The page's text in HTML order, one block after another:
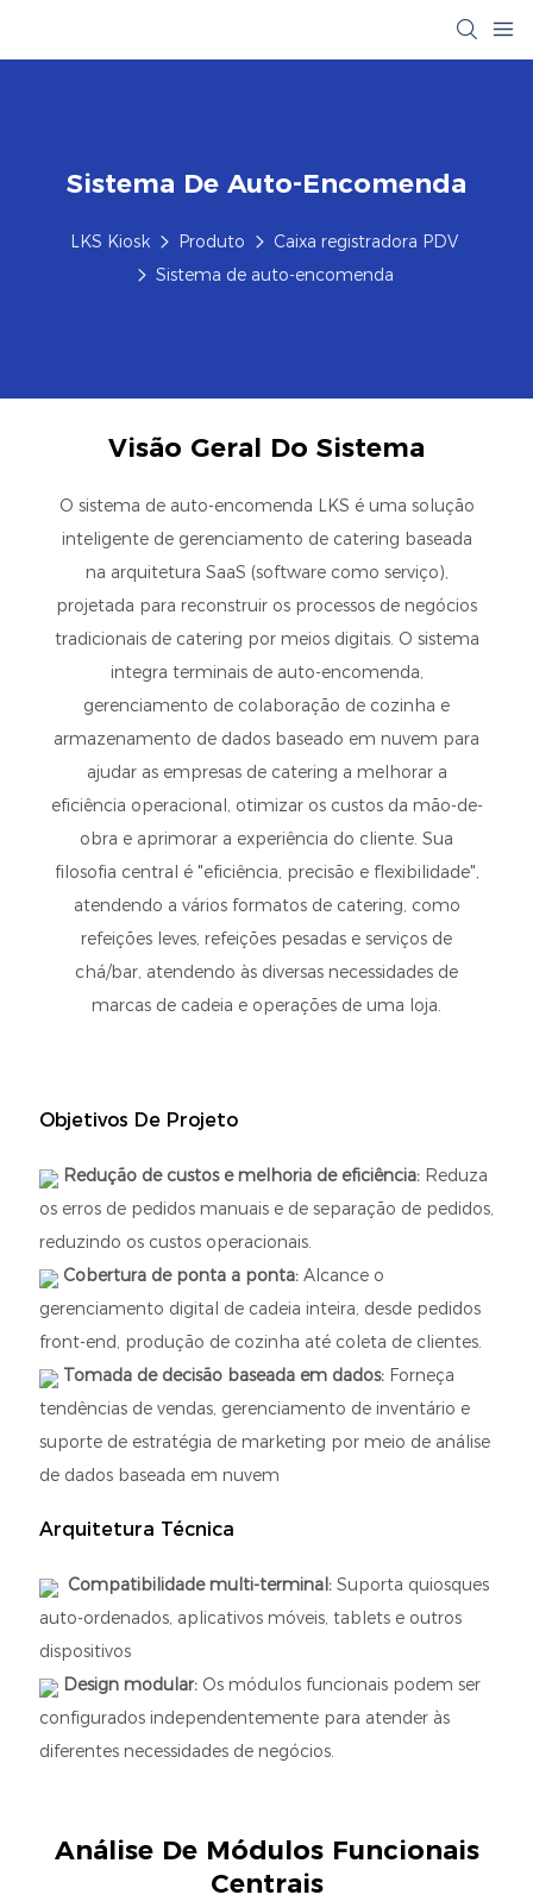
Sistema De Auto-Encomenda
LKS Kiosk Produto
Caixa registradora PDV
Sistema de auto-encomenda
Visão Geral Do Sistema
O sistema de auto-encomenda LKS é uma solução
inteligente de gerenciamento de catering baseada
na arquitetura SaaS (software como serviço),
projetada para reconstruir os processos de negócios
tradicionais de catering por meios digitais. O sistema
integra terminais de auto-encomenda,
gerenciamento de colaboração de cozinha e
armazenamento de dados baseado em nuvem para
ajudar as empresas de catering a melhorar a
eficiência operacional, otimizar os custos da mão-de-
obra e aprimorar a experiência do cliente. Sua
filosofia central é "eficiência, precisão e flexibilidade",
atendendo a vários formatos de catering, como
refeições leves, refeições pesadas e serviços de
chá/bar, atendendo às diversas necessidades de
marcas de cadeia e operações de uma loja.
Objetivos De Projeto
Redução de custos e melhoria de eficiência: Reduza
os erros de pedidos manuais e de separação de pedidos,
reduzindo os custos operacionais.
Cobertura de ponta a ponta: Alcance o
gerenciamento digital de cadeia inteira, desde pedidos
front-end, produção de cozinha até coleta de clientes.
Tomada de decisão baseada em dados: Forneça
tendências de vendas, gerenciamento de inventário e
suporte de estratégia de marketing por meio de análise
de dados baseada em nuvem
Arquitetura Técnica
Compatibilidade multi-terminal: Suporta quiosques
auto-ordenados, aplicativos móveis, tablets e outros
dispositivos
Design modular: Os módulos funcionais podem ser
configurados independentemente para atender às
diferentes necessidades de negócios.
Análise De Módulos Funcionais
Centrais